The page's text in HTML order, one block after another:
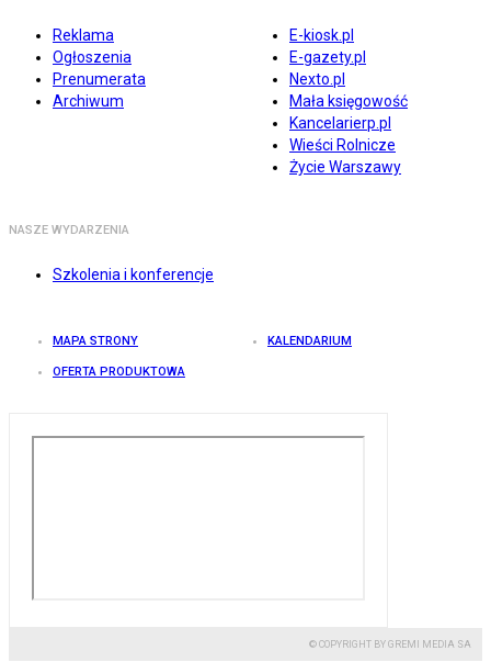
Reklama
Ogłoszenia
Prenumerata
Archiwum
E-kiosk.pl
E-gazety.pl
Nexto.pl
Mała księgowość
Kancelarierp.pl
Wieści Rolnicze
Życie Warszawy
NASZE WYDARZENIA
Szkolenia i konferencje
MAPA STRONY KALENDARIUM
OFERTA PRODUKTOWA
© COPYRIGHT BY GREMI MEDIA SA